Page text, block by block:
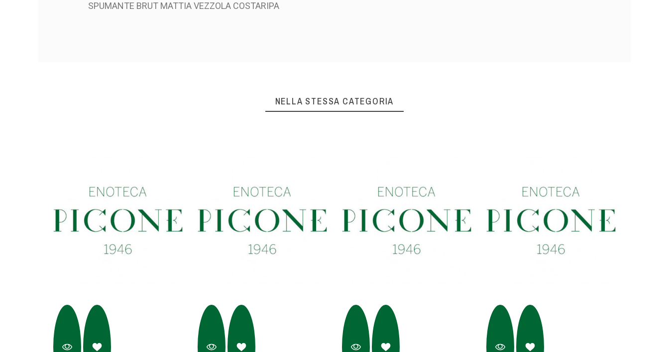
SPUMANTE BRUT MATTIA VEZZOLA COSTARIPA
NELLA STESSA CATEGORIA